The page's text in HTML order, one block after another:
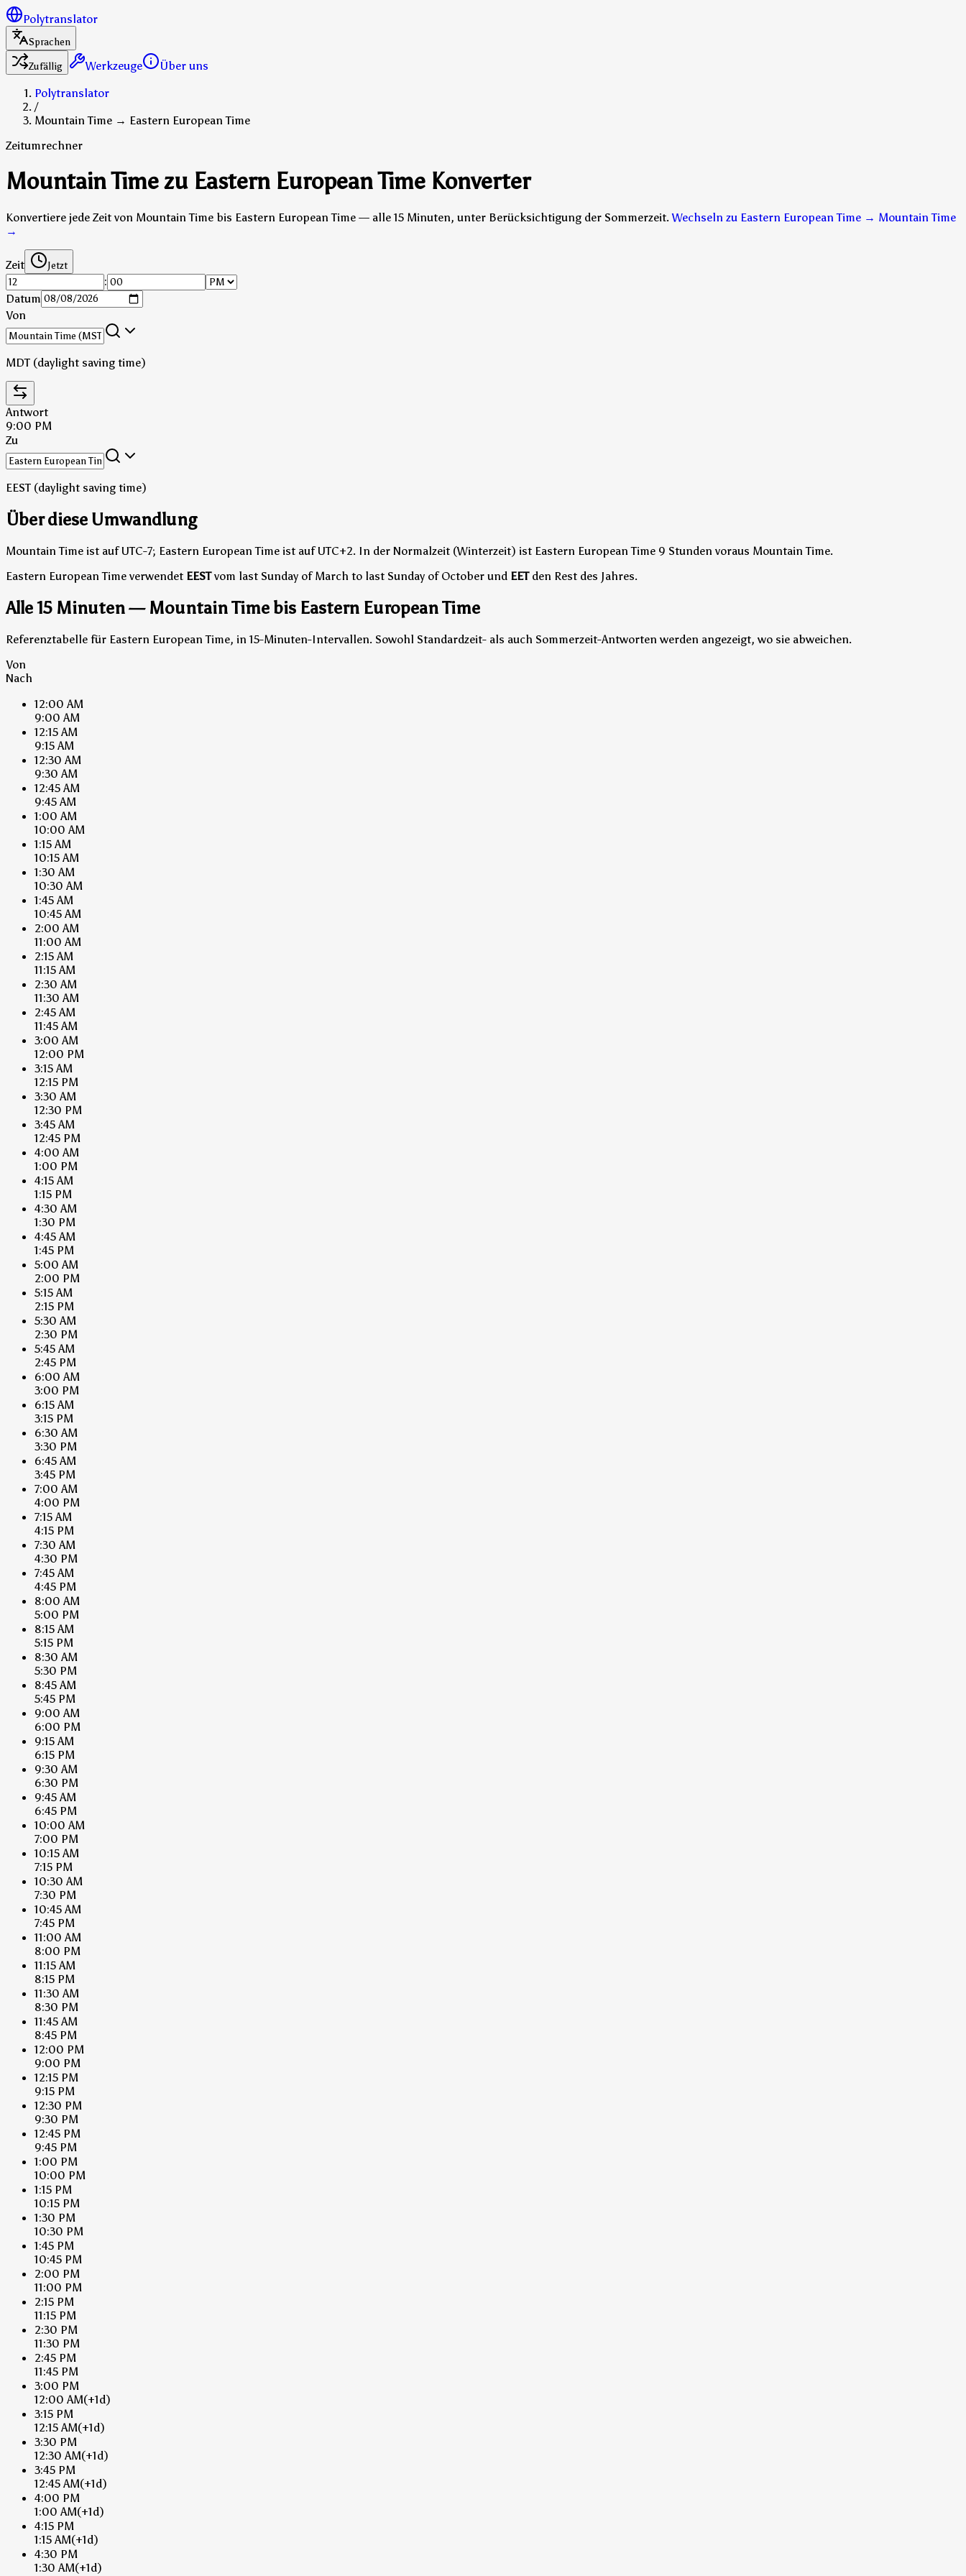
Polytranslator
Sprachen
Zufällig
Werkzeuge
Über uns
Polytranslator
/
Mountain Time → Eastern European Time
Zeitumrechner
Mountain Time zu Eastern European Time Konverter
Konvertiere jede Zeit von Mountain Time bis Eastern European Time — alle 15 Minuten, unter Berücksichtigung der Sommerzeit. Wechseln zu Eastern European Time → Mountain Time
→
Zeit Jetzt
:
Datum
Von
MDT (daylight saving time)
Antwort
9:00 PM
Zu
EEST (daylight saving time)
Über diese Umwandlung
Mountain Time ist auf UTC-7; Eastern European Time ist auf UTC+2. In der Normalzeit (Winterzeit) ist Eastern European Time 9 Stunden voraus Mountain Time.
Eastern European Time verwendet EESTvom last Sunday of March to last Sunday of October und EETden Rest des Jahres.
Alle 15 Minuten — Mountain Time bis Eastern European Time
Referenztabelle für Eastern European Time, in 15-Minuten-Intervallen. Sowohl Standardzeit- als auch Sommerzeit-Antworten werden angezeigt, wo sie abweichen.
Von
Nach
12:00 AM
9:00 AM
12:15 AM
9:15 AM
12:30 AM
9:30 AM
12:45 AM
9:45 AM
1:00 AM
10:00 AM
1:15 AM
10:15 AM
1:30 AM
10:30 AM
1:45 AM
10:45 AM
2:00 AM
11:00 AM
2:15 AM
11:15 AM
2:30 AM
11:30 AM
2:45 AM
11:45 AM
3:00 AM
12:00 PM
3:15 AM
12:15 PM
3:30 AM
12:30 PM
3:45 AM
12:45 PM
4:00 AM
1:00 PM
4:15 AM
1:15 PM
4:30 AM
1:30 PM
4:45 AM
1:45 PM
5:00 AM
2:00 PM
5:15 AM
2:15 PM
5:30 AM
2:30 PM
5:45 AM
2:45 PM
6:00 AM
3:00 PM
6:15 AM
3:15 PM
6:30 AM
3:30 PM
6:45 AM
3:45 PM
7:00 AM
4:00 PM
7:15 AM
4:15 PM
7:30 AM
4:30 PM
7:45 AM
4:45 PM
8:00 AM
5:00 PM
8:15 AM
5:15 PM
8:30 AM
5:30 PM
8:45 AM
5:45 PM
9:00 AM
6:00 PM
9:15 AM
6:15 PM
9:30 AM
6:30 PM
9:45 AM
6:45 PM
10:00 AM
7:00 PM
10:15 AM
7:15 PM
10:30 AM
7:30 PM
10:45 AM
7:45 PM
11:00 AM
8:00 PM
11:15 AM
8:15 PM
11:30 AM
8:30 PM
11:45 AM
8:45 PM
12:00 PM
9:00 PM
12:15 PM
9:15 PM
12:30 PM
9:30 PM
12:45 PM
9:45 PM
1:00 PM
10:00 PM
1:15 PM
10:15 PM
1:30 PM
10:30 PM
1:45 PM
10:45 PM
2:00 PM
11:00 PM
2:15 PM
11:15 PM
2:30 PM
11:30 PM
2:45 PM
11:45 PM
3:00 PM
12:00 AM(+1d)
3:15 PM
12:15 AM(+1d)
3:30 PM
12:30 AM(+1d)
3:45 PM
12:45 AM(+1d)
4:00 PM
1:00 AM(+1d)
4:15 PM
1:15 AM(+1d)
4:30 PM
1:30 AM(+1d)